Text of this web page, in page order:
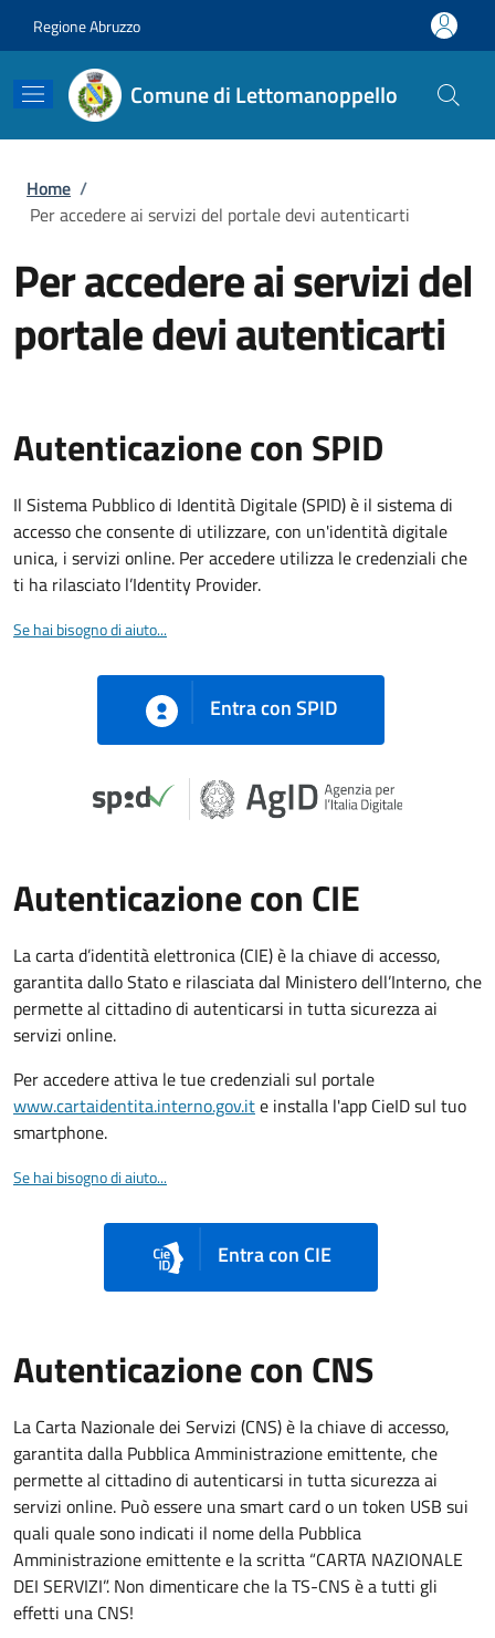
Regione Abruzzo
Comune di Lettomanoppello
Briciole di pane
Home /
Per accedere ai servizi del portale devi autenticarti
Per accedere ai servizi del
portale devi autenticarti
Autenticazione con SPID
Il Sistema Pubblico di Identità Digitale (SPID) è il sistema di
accesso che consente di utilizzare, con un'identità digitale
unica, i servizi online. Per accedere utilizza le credenziali che
ti ha rilasciato l’Identity Provider.
Se hai bisogno di aiuto...
Entra con SPID
Autenticazione con CIE
La carta d’identità elettronica (CIE) è la chiave di accesso,
garantita dallo Stato e rilasciata dal Ministero dell’Interno, che
permette al cittadino di autenticarsi in tutta sicurezza ai
servizi online.
Per accedere attiva le tue credenziali sul portale
www.cartaidentita.interno.gov.ite installa l'app CieID sul tuo
smartphone.
Se hai bisogno di aiuto...
Entra con CIE
Autenticazione con CNS
La Carta Nazionale dei Servizi (CNS) è la chiave di accesso,
garantita dalla Pubblica Amministrazione emittente, che
permette al cittadino di autenticarsi in tutta sicurezza ai
servizi online. Può essere una smart card o un token USB sui
quali quale sono indicati il nome della Pubblica
Amministrazione emittente e la scritta “CARTA NAZIONALE
DEI SERVIZI”. Non dimenticare che la TS-CNS è a tutti gli
effetti una CNS!